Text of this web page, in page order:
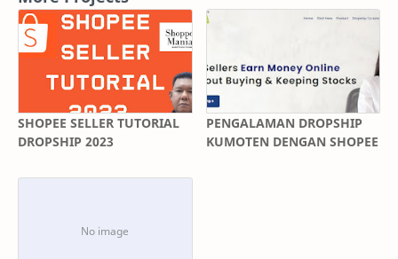
SHOPEE SELLER TUTORIAL
DROPSHIP 2023
PENGALAMAN DROPSHIP
KUMOTEN DENGAN SHOPEE